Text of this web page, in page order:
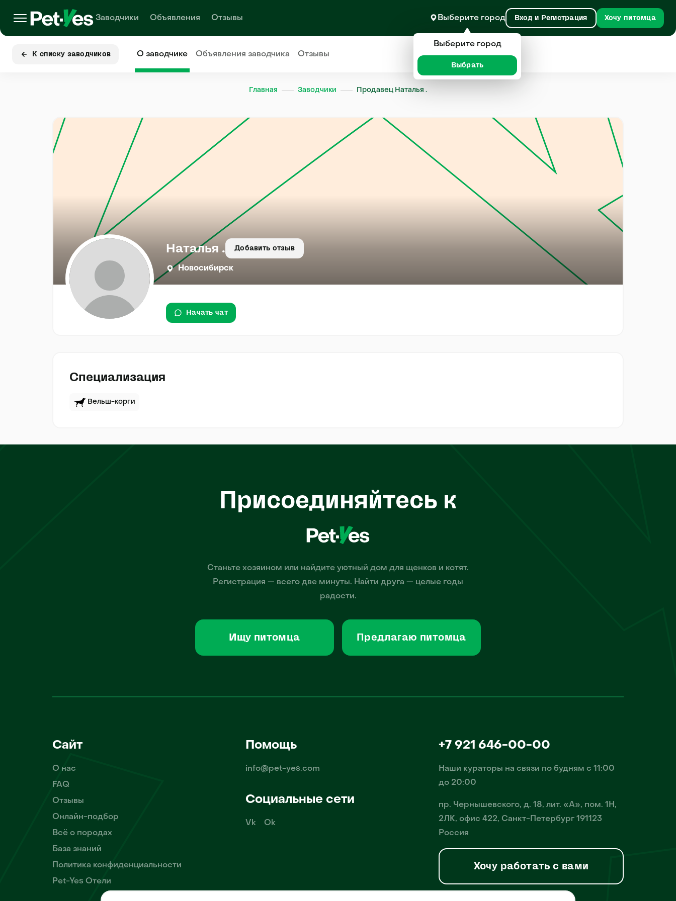
Заводчики Объявления Отзывы Выберите город Вход и Регистрация Хочу питомца
К списку заводчиков О заводчике Объявлениязаводчика Отзывы
Главная Заводчики Продавец Наталья .
Наталья . Добавить отзыв
Новосибирск
Начать чат
Специализация
Вельш-корги
Присоединяйтесь к
Станьте хозяином или найдите уютный дом для щенков и котят.
Регистрация — всего две минуты. Найти друга — целые годы
радости.
Ищу питомца Предлагаю питомца
Сайт
О нас
FAQ
Отзывы
Онлайн-подбор
Всё о породах
База знаний
Политика конфиденциальности
Pet-Yes Отели
Помощь
info@pet-yes.com
Социальные сети
Vk Ok
+7 921 646-00-00
Наши кураторы на связи по будням с 11:00
до 20:00
пр. Чернышевского, д. 18, лит. «А», пом. 1Н,
2ЛК, офис 422, Санкт-Петербург 191123
Россия
Хочу работать с вами
Выберите город
Выбрать